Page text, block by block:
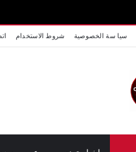
سيا سة الخصوصية شروط الاستخدام